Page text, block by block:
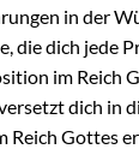
in der
die dich jede
im Reich
dich in
Reich Gottes